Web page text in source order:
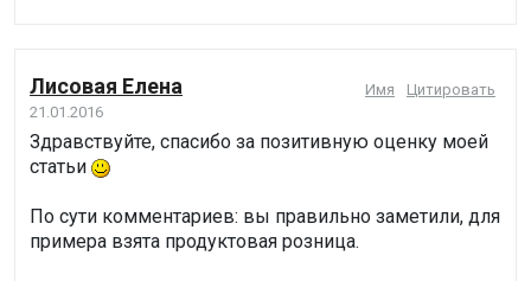
Лисовая Елена
21.01.2016
Имя Цитировать
Здравствуйте, спасибо за позитивную оценку моей
статьи
По сути комментариев: вы правильно заметили, для
примера взята продуктовая розница.